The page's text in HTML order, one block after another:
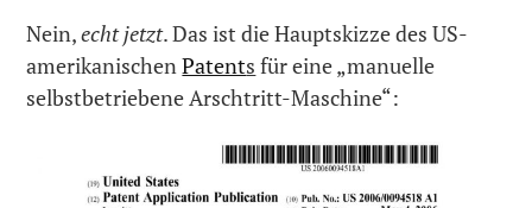
Nein,echt jetzt. Das ist die Hauptskizze des US-
amerikanischenPatents für eine „manuelle
selbstbetriebene Arschtritt-Maschine“: